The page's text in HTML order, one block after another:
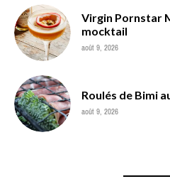
Virgin Pornstar
mocktail
août 9, 2026
Roulés de Bimi
août 9, 2026